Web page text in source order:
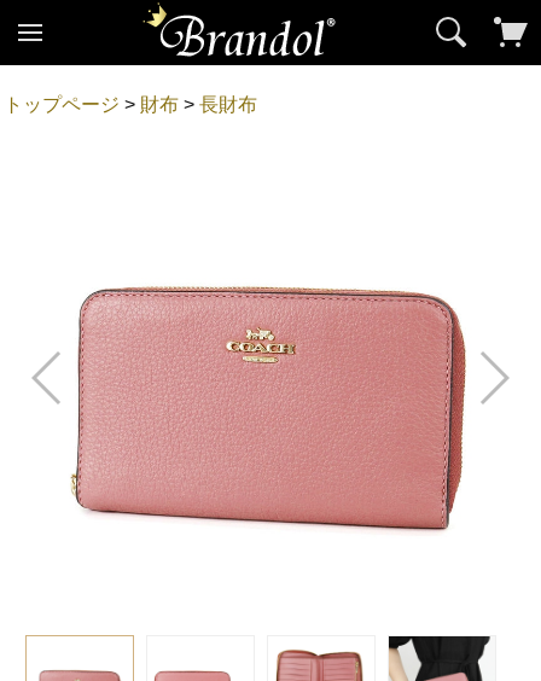
トップページ > 財布 >長財布